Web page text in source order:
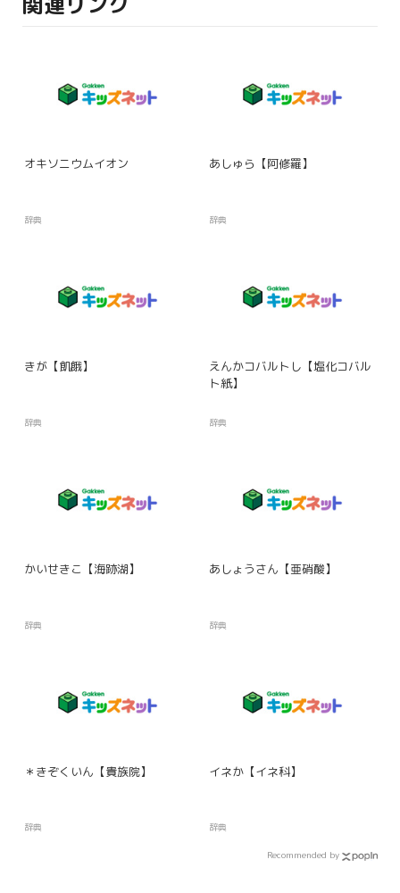
オキソニウムイオン
辞典
あしゅら【阿修羅】
辞典
きが【飢餓】
辞典
えんかコバルトし【塩化コバル
ト紙】
辞典
かいせきこ【海跡湖】
辞典
あしょうさん【亜硝酸】
辞典
＊きぞくいん【貴族院】
辞典
イネか【イネ科】
辞典
Recommended by